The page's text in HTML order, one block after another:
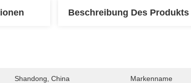
Beschreibung Des Produkts
Shandong, China Markenname